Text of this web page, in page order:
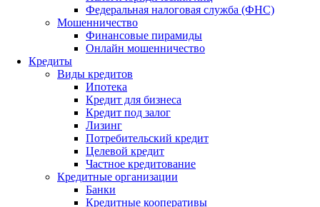
Федеральная налоговая служба (ФНС)
Мошенничество
Финансовые пирамиды
Онлайн мошенничество
Кредиты
Виды кредитов
Ипотека
Кредит для бизнеса
Кредит под залог
Лизинг
Потребительский кредит
Целевой кредит
Частное кредитование
Кредитные организации
Банки
Кредитные кооперативы